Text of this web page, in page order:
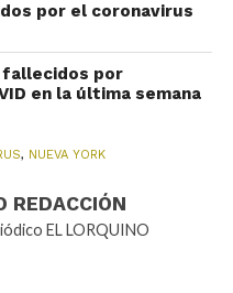
por el coronavirus
fallecidos por
en la última semana
, NUEVA YORK
REDACCIÓN
EL LORQUINO